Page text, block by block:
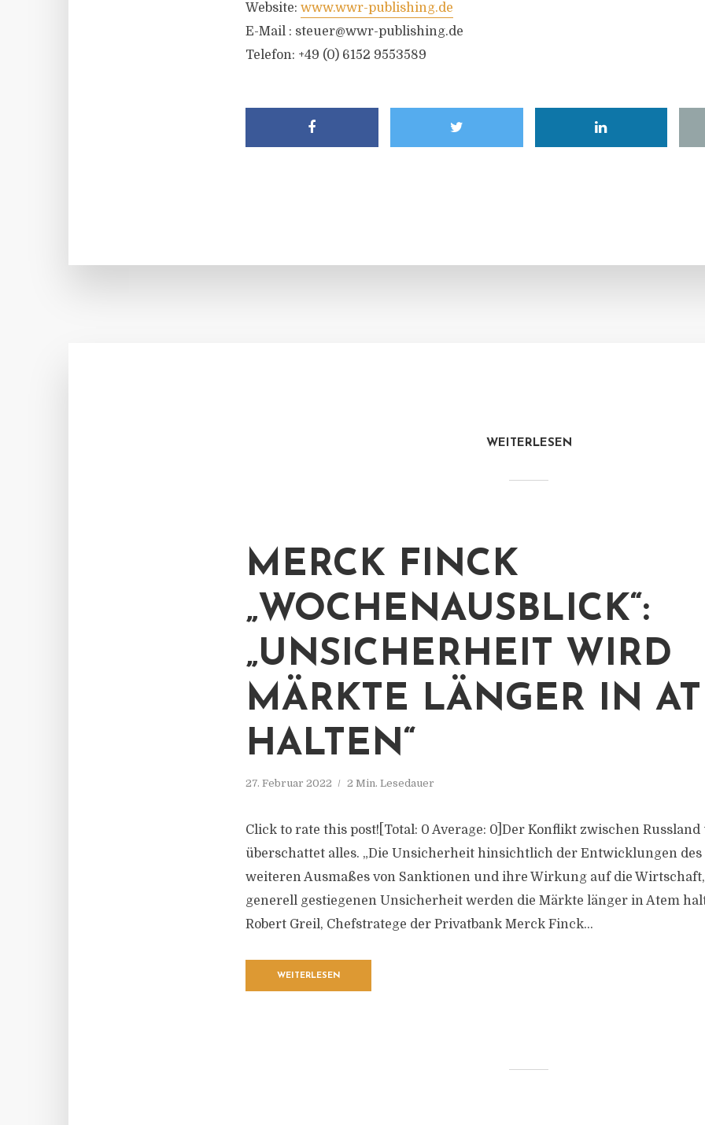
Website: www.wwr-publishing.de
E-Mail : steuer@wwr-publishing.de
Telefon: +49 (0) 6152 9553589
WEITERLESEN
MERCK FINCK
„WOCHENAUSBLICK“:
„UNSICHERHEIT WIRD
MÄRKTE LÄNGER IN
HALTEN“
27. Februar 2022 2 Min. Lesedauer
Click to rate this post![Total: 0 Average: 0]Der Konflikt zwischen
überschattet alles. „Die Unsicherheit hinsichtlich der Entwicklungen des
weiteren Ausmaßes von Sanktionen und ihre Wirkung auf die
generell gestiegenen Unsicherheit werden die Märkte länger in Atem
Robert Greil, Chefstratege der Privatbank Merck Finck...
WEITERLESEN